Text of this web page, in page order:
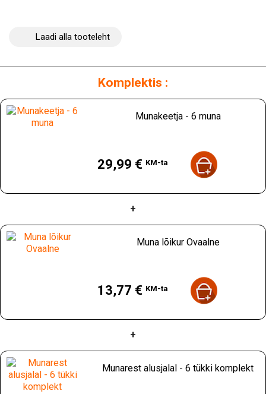
Laadi alla tooteleht
Komplektis :
Munakeetja - 6 muna
29,99 € KM-ta
+
Muna lõikur Ovaalne
13,77 € KM-ta
+
Munarest alusjalal - 6 tükki komplekt